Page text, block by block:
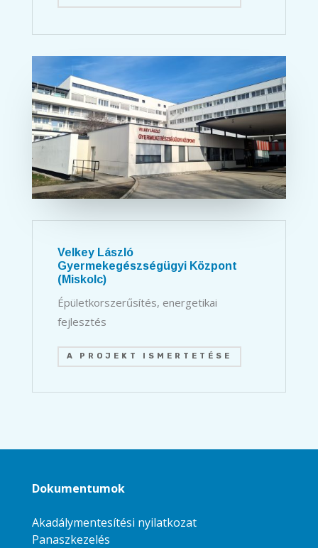
Velkey László
Gyermekegészségügyi Központ
(Miskolc)
Épületkorszerűsítés, energetikai
fejlesztés
A PROJEKT ISMERTETÉSE
Dokumentumok
Akadálymentesítési nyilatkozat
Panaszkezelés